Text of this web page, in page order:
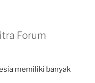
Forum
memiliki banyak